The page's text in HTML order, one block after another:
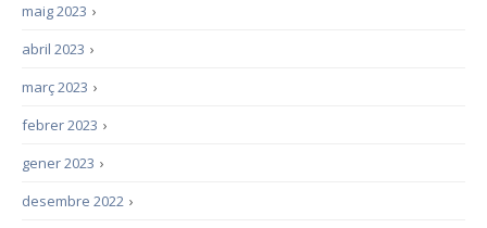
›
maig 2023
›
abril 2023
›
març 2023
›
febrer 2023
›
gener 2023
›
desembre 2022